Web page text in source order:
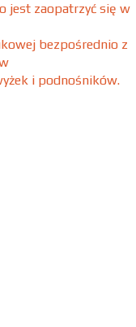
jest zaopatrzyć się w
bezpośrednio z
i podnośników.